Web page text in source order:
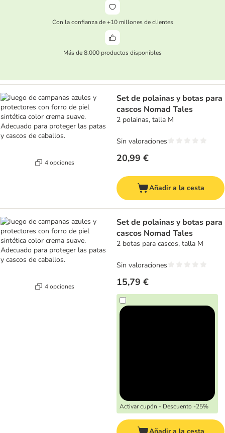
Con la confianza de +10 millones de clientes
Más de 8.000 productos disponibles
4 opciones
Set de polainas y botas para
cascos Nomad Tales
2 polainas, talla M
20,99 €
Sin valoraciones
Añadir a la cesta
4 opciones
Set de polainas y botas para
cascos Nomad Tales
2 botas para cascos, talla M
15,79 €
Activar cupón - Descuento -25%
Sin valoraciones